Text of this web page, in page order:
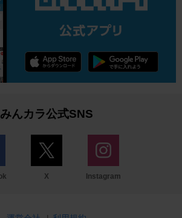
みんカラ公式SNS
X Instagram